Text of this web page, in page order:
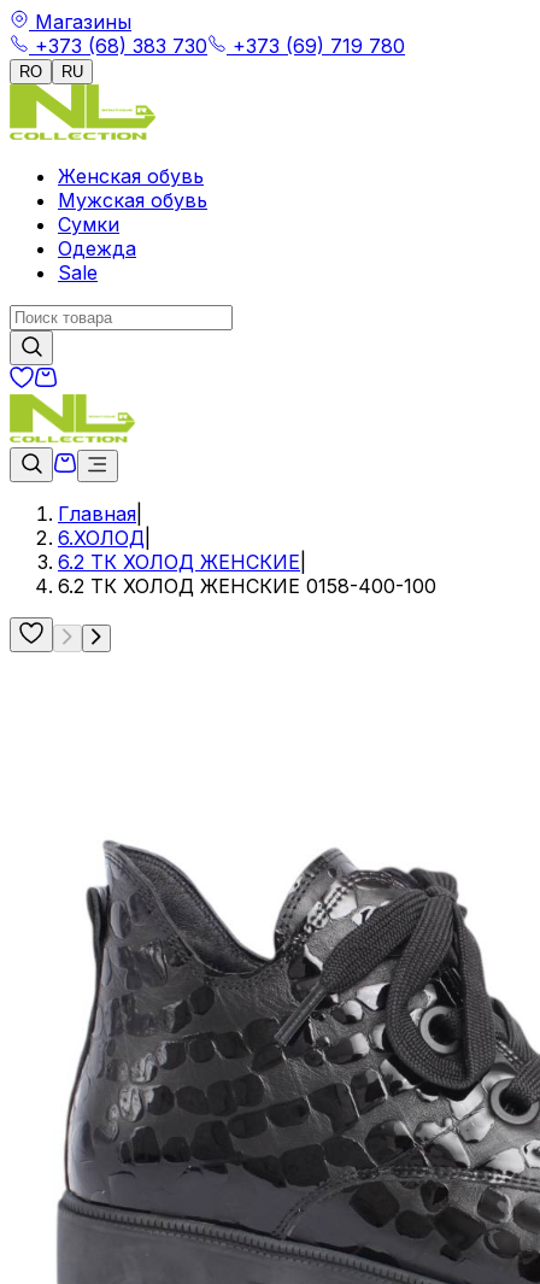
Магазины
+373 (68) 383 730
+373 (69) 719 780
RO RU
Женская обувь
Мужская обувь
Сумки
Одежда
Sale
Главная
6.ХОЛОД
6.2 ТК ХОЛОД ЖЕНСКИЕ
6.2 ТК ХОЛОД ЖЕНСКИЕ 0158-400-100